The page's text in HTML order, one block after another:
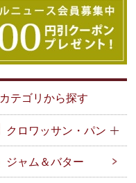
カテゴリから探す
クロワッサン・パン
ジャム＆バター